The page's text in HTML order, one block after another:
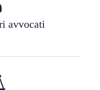
avvocati